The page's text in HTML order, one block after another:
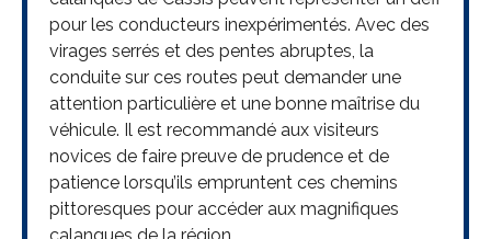
pour les conducteurs inexpérimentés. Avec des
virages serrés et des pentes abruptes, la
conduite sur ces routes peut demander une
attention particulière et une bonne maîtrise du
véhicule. Il est recommandé aux visiteurs
novices de faire preuve de prudence et de
patience lorsqu’ils empruntent ces chemins
pittoresques pour accéder aux magnifiques